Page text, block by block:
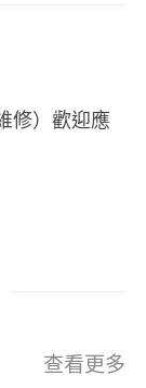
修）歡迎應
、日常巡
通，確保
趣的人
查看更多